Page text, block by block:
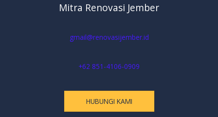
Mitra Renovasi Jember
gmail@renovasijember.id
+62 851-4106-0909
HUBUNGI KAMI